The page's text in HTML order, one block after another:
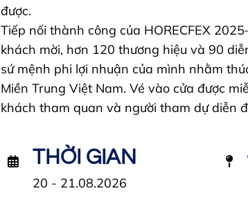
được.
Tiếp nối thành công của HORECFEX
khách mời, hơn 120 thương hiệu và 90
sứ mệnh phi lợi nhuận của mình nhằm
Miền Trung Việt Nam. Vé vào cửa được
khách tham quan và người tham dự diễn
THỜI GIAN
20 - 21.08.2026